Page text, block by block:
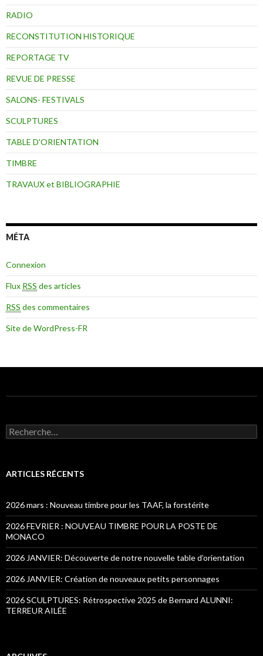
RADIO
RECONSTITUTION HISTORIQUE
REPORTAGE TV
REVUE DE PRESSE
SALONS- FESTIVALS
SCULPTURES
TABLE D'ORIENTATION
TIMBRE
TRAVAUX et BIBLIOGRAPHIE
MÉTA
Connexion
Flux RSS des articles
RSS des commentaires
Site de WordPress-FR
Recherche pour :
ARTICLES RÉCENTS
2026 mars : Nouveau timbre pour les TAAF, la forstérite
2026 FEVRIER : NOUVEAU TIMBRE POUR LA POSTE DE
MONACO
2026 JANVIER: Découverte de notre nouvelle table d’orientation
2026 JANVIER: Création de nouveaux petits personnages
2026 SCULPTURES: Rétrospective 2025 de Bernard ALUNNI:
TERREUR AILÉE